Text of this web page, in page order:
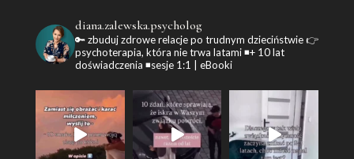
diana.zalewska.psycholog
🔑 zbuduj zdrowe relacje po trudnym dzieciństwie👉
psychoterapia, która nie trwa latami◾+ 10 lat
doświadczenia ◾sesje 1:1 | eBooki